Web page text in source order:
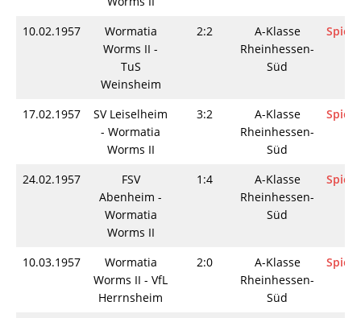
10.02.1957
Wormatia
Worms II -
TuS
Weinsheim
2:2
A-Klasse
Rheinhessen-
Süd
17.02.1957
SV Leiselheim
- Wormatia
Worms II
3:2
A-Klasse
Rheinhessen-
Süd
24.02.1957
FSV
Abenheim -
Wormatia
Worms II
1:4
A-Klasse
Rheinhessen-
Süd
10.03.1957
Wormatia
Worms II - VfL
Herrnsheim
2:0
A-Klasse
Rheinhessen-
Süd